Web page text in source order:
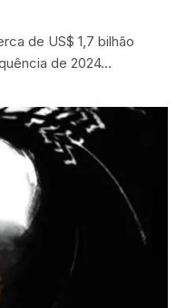
de US$ 1,7 bilhão
de 2024…